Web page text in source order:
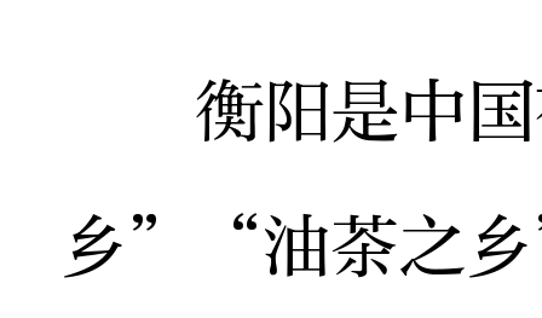
衡阳是中国
乡”“油茶之